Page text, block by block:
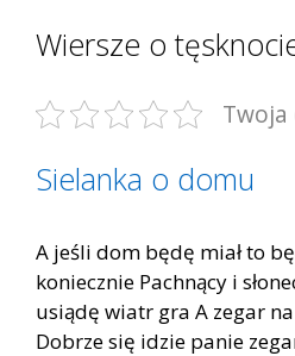
Wiersze o
Twoja
Sielanka o domu
A jeśli dom będę miał to
koniecznie Pachnący i
usiądę wiatr gra A zegar
Dobrze się idzie panie